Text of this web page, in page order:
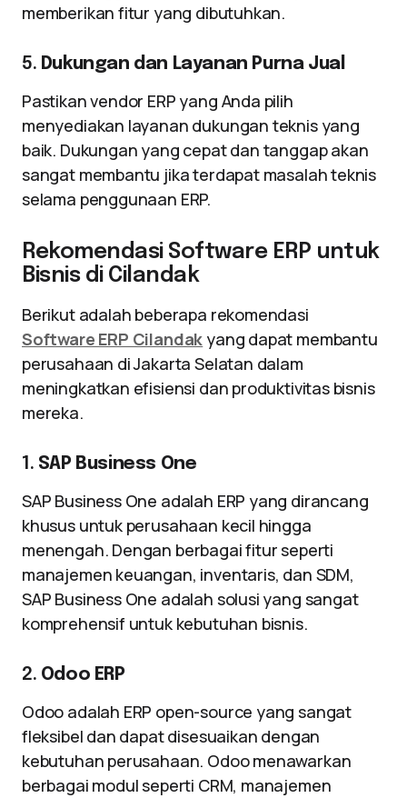
memberikan fitur yang dibutuhkan.
5. Dukungan dan Layanan Purna Jual
Pastikan vendor ERP yang Anda pilih
menyediakan layanan dukungan teknis yang
baik. Dukungan yang cepat dan tanggap akan
sangat membantu jika terdapat masalah teknis
selama penggunaan ERP.
Rekomendasi Software ERP untuk
Bisnis di Cilandak
Berikut adalah beberapa rekomendasi
Software ERP Cilandak yang dapat membantu
perusahaan di Jakarta Selatan dalam
meningkatkan efisiensi dan produktivitas bisnis
mereka.
1. SAP Business One
SAP Business One adalah ERP yang dirancang
khusus untuk perusahaan kecil hingga
menengah. Dengan berbagai fitur seperti
manajemen keuangan, inventaris, dan SDM,
SAP Business One adalah solusi yang sangat
komprehensif untuk kebutuhan bisnis.
2. Odoo ERP
Odoo adalah ERP open-source yang sangat
fleksibel dan dapat disesuaikan dengan
kebutuhan perusahaan. Odoo menawarkan
berbagai modul seperti CRM, manajemen